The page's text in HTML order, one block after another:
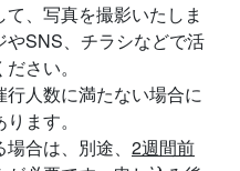
て、写真を撮影いたしま
SNS、チラシなどで活
さい。
行人数に満たない場合に
ます。
合は、別途、 2週間前